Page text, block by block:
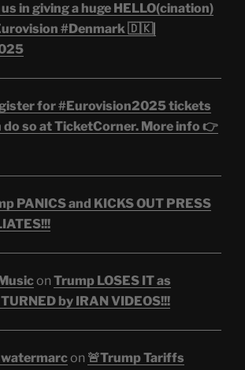
in giving a huge HELLO(cination)
#Denmark 🇩🇰|
for #Eurovision2025 tickets
do so at TicketCorner. More info 👉
PANICS and KICKS OUT PRESS
on Trump LOSES IT as
by IRAN VIDEOS!!!
on 🚨Trump Tariffs